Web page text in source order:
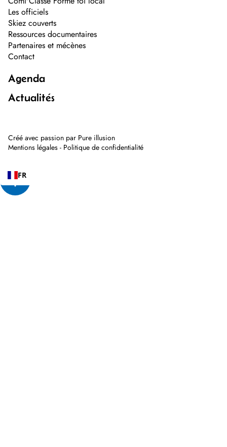
Les officiels
Skiez couverts
Ressources documentaires
Partenaires et mécènes
Contact
Agenda
Actualités
Créé avec passion par Pure illusion
Mentions légales - Politique de confidentialité
FR